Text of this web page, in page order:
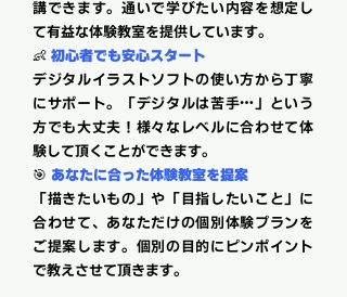
講できます。通いで学びたい内容を想定し
て有益な体験教室を提供しています。
👶 初心者でも安心スタート
デジタルイラストソフトの使い方から丁寧
にサポート。「デジタルは苦手…」という
方でも大丈夫！様々なレベルに合わせて体
験して頂くことができます。
🎯 あなたに合った体験教室を提案
「描きたいもの」や「目指したいこと」に
合わせて、あなただけの個別体験プランを
ご提案します。個別の目的にピンポイント
で教えさせて頂きます。